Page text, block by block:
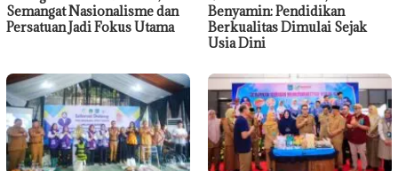
Semangat Nasionalisme dan
Persatuan Jadi Fokus Utama
Benyamin: Pendidikan
Berkualitas Dimulai Sejak
Usia Dini